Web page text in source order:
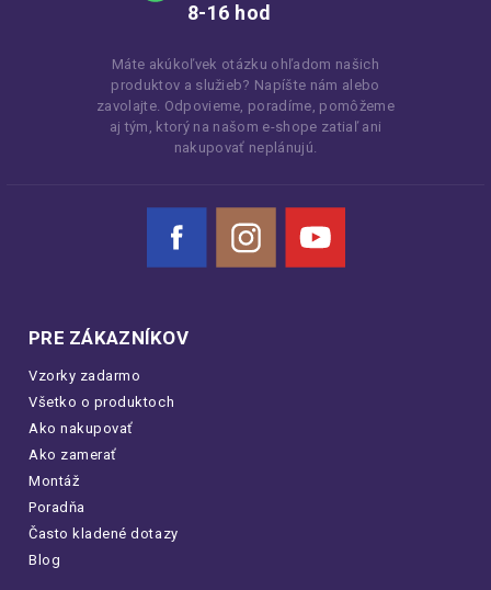
8-16 hod
Máte akúkoľvek otázku ohľadom našich
produktov a služieb? Napíšte nám alebo
zavolajte. Odpovieme, poradíme, pomôžeme
aj tým, ktorý na našom e-shope zatiaľ ani
nakupovať neplánujú.
Facebook Instagram YouTube
PRE ZÁKAZNÍKOV
Vzorky zadarmo
Všetko o produktoch
Ako nakupovať
Ako zamerať
Montáž
Poradňa
Často kladené dotazy
Blog